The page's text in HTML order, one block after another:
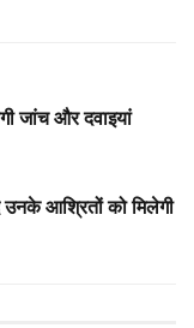
जांच और दवाइयां
उनके आश्रितों को मिलेगी